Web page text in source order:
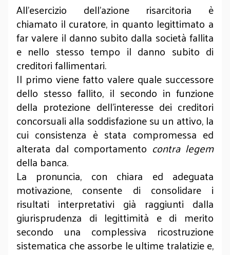
All’esercizio dell’azione risarcitoria è
chiamato il curatore, in quanto legittimato a
far valere il danno subito dalla società fallita
e nello stesso tempo il danno subito di
creditori fallimentari.
Il primo viene fatto valere quale successore
dello stesso fallito, il secondo in funzione
della protezione dell’interesse dei creditori
concorsuali alla soddisfazione su un attivo, la
cui consistenza è stata compromessa ed
alterata dal comportamento contra legem
della banca.
La pronuncia, con chiara ed adeguata
motivazione, consente di consolidare i
risultati interpretativi già raggiunti dalla
giurisprudenza di legittimità e di merito
secondo una complessiva ricostruzione
sistematica che assorbe le ultime tralatizie e,